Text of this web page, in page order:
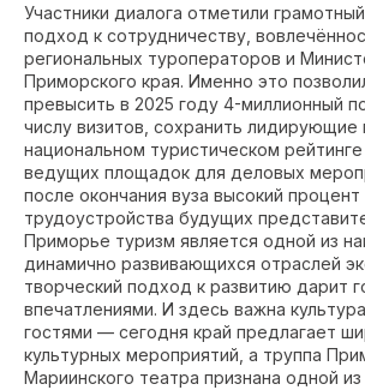
Участники диалога отметили
подход к сотрудничеству,
региональных туроператоров и
Приморского края. Именно это
превысить в 2025 году 4-миллионный
числу визитов, сохранить лидирующие
национальном туристическом
ведущих площадок для деловых
после окончания вуза высокий процент
трудоустройства будущих
Приморье туризм является одной из
динамично развивающихся отраслей
творческий подход к развитию дарит
впечатлениями. И здесь важна
гостями — сегодня край предлагает
культурных мероприятий, а труппа
Мариинского театра признана одной